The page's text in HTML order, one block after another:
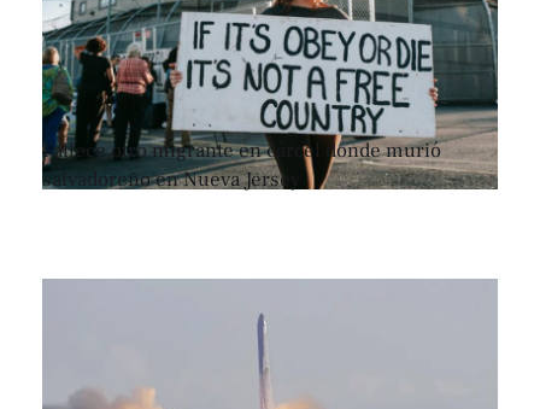
Fallece otro migrante en cárcel donde murió
salvadoreño en Nueva Jersey